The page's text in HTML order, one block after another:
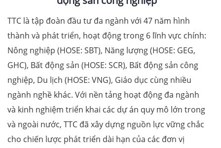
TTC là tập đoàn đầu tư đa ngành với 47 năm hình
thành và phát triển, hoạt động trong 6 lĩnh vực chính:
Nông nghiệp (HOSE: SBT), Năng lượng (HOSE: GEG,
GHC), Bất động sản (HOSE: SCR), Bất động sản công
nghiệp, Du lịch (HOSE: VNG), Giáo dục cùng nhiều
ngành nghề khác. Với nền tảng hoạt động đa ngành
và kinh nghiệm triển khai các dự án quy mô lớn trong
và ngoài nước, TTC đã xây dựng nguồn lực vững chắc
cho chiến lược phát triển dài hạn của các đơn vị